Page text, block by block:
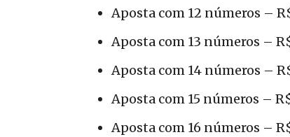
Aposta com 12 números –
Aposta com 13 números –
Aposta com 14 números –
Aposta com 15 números –
Aposta com 16 números –